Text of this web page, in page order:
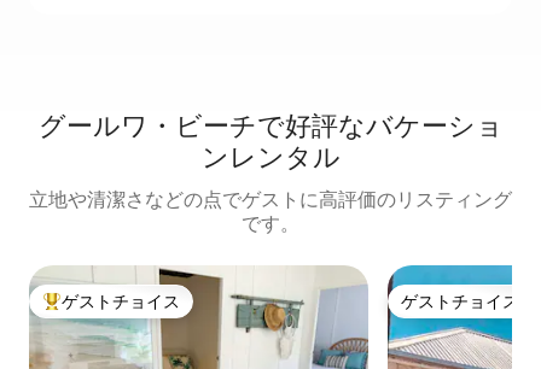
グールワ・ビーチで好評なバケーショ
ンレンタル
立地や清潔さなどの点でゲストに高評価のリスティング
です。
大好評のゲストチョイスです。
ゲストチョイス ゲストチョイス
ゲストチョイス